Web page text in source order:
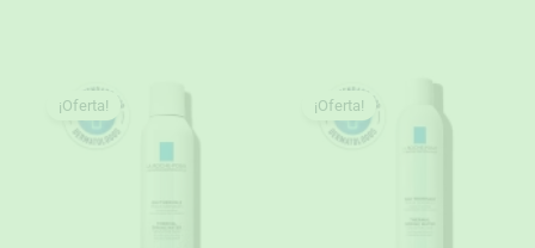
¡Oferta! ¡Oferta!